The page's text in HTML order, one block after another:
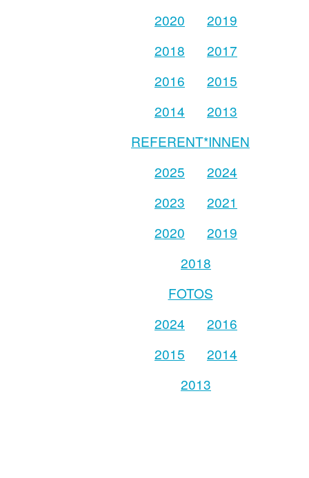
2020
2019
2018
2017
2016
2015
2014
2013
REFERENT*INNEN
2025
2024
2023
2021
2020
2019
2018
FOTOS
2024
2016
2015
2014
2013